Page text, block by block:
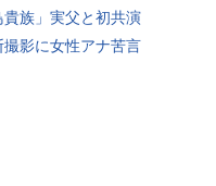
貴族」実父と初共演
撮影に女性アナ苦言